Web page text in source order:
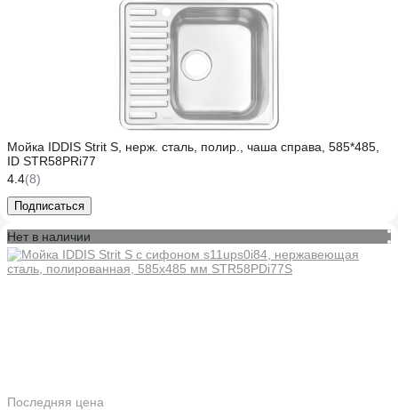
Мойка IDDIS Strit S, нерж. сталь, полир., чаша справа, 585*485,
ID STR58PRi77
4.4(8)
Подписаться
Нет в наличии
Последняя цена